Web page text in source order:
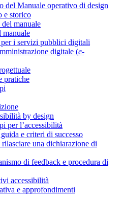
del Manuale operativo di design
e storico
manuale
manuale
i servizi pubblici digitali
digitale (e-
pratiche
by design
per l’accessibilità
e criteri di successo
una dichiarazione di
di feedback e procedura di
accessibilità
e approfondimenti